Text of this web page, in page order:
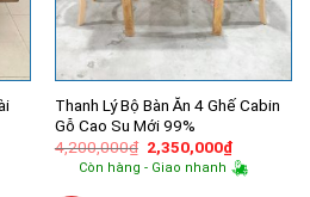
Thanh Lý Bộ Bàn Ăn 4 Ghế Cabin
Gỗ Cao Su Mới 99%
4,200,000₫ Giá
gốc
là:
2,350,000₫Giá
hiện
tại
Còn hàng - Giao nhanh